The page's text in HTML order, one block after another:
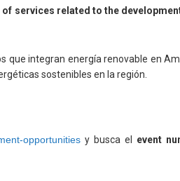
of services related to the
que integran energía renovable en
sostenibles en la región.
opportunitiesy busca el event